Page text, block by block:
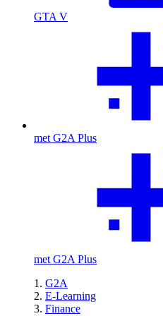
GTA V
met G2A Plus
met G2A Plus
G2A
E-Learning
Finance